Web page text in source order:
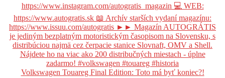
Volkswagen Touareg Final Edition: Toto má byť koniec?!